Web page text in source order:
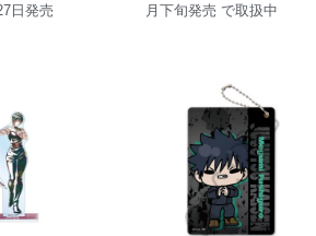
日発売 月下旬発売 で取扱中